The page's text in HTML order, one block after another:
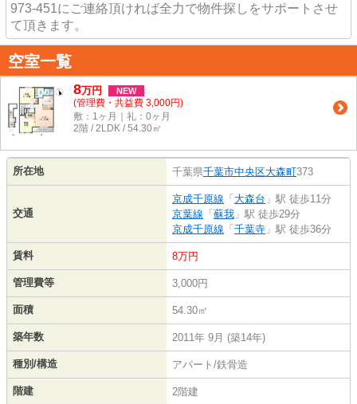
973-451にご連絡頂ければ全力で物件探しをサポートさせ
て頂きます。
空室一覧
8万円 NEW
(管理費・共益費 3,000円)
敷：1ヶ月｜礼：0ヶ月
2階 / 2LDK / 54.30㎡
所在地 千葉県千葉市中央区大森町373
交通
京成千原線 「 大森台 」駅 徒歩11分
京葉線 「 蘇我 」駅 徒歩29分
京成千原線 「 千葉寺 」駅 徒歩36分
賃料 8万円
管理費等 3,000円
面積 54.30㎡
築年数 2011年 9月 (築14年)
種別/構造 アパート/鉄骨造
階建 2階建